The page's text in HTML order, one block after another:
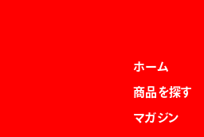
ホーム
商品を探す
マガジン